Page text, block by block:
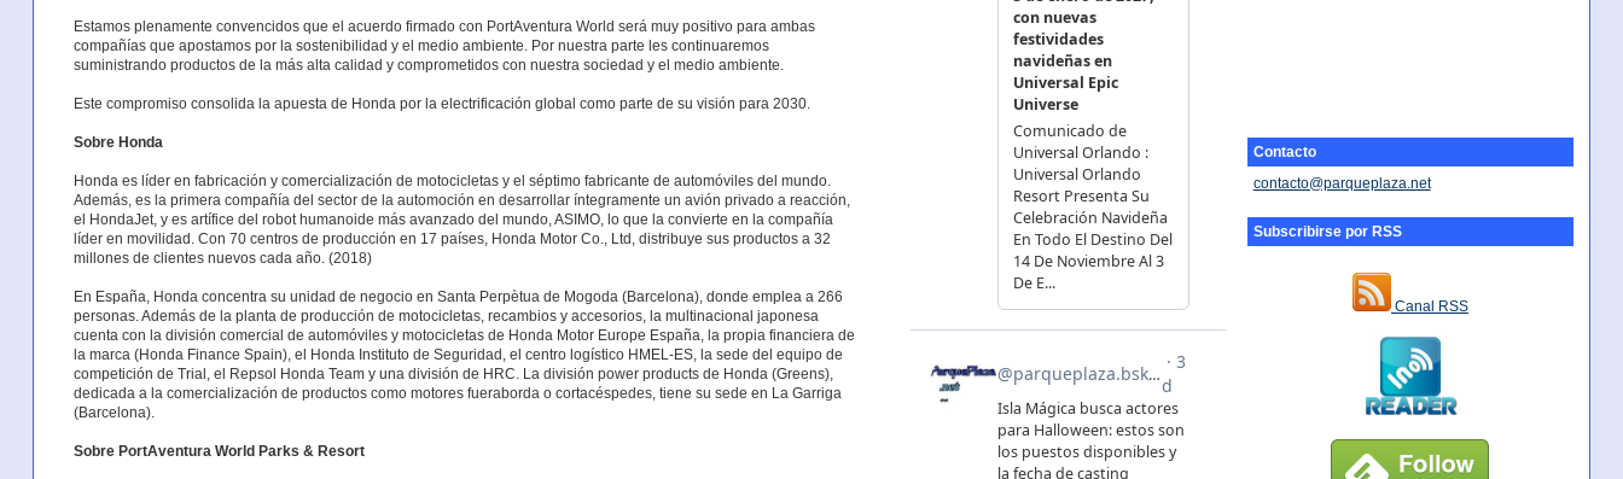
Contacto
contacto@parqueplaza.net
Subscribirse por RSS
Canal RSS
Estamos plenamente convencidos que el acuerdo firmado con PortAventura World será muy positivo para ambas
compañías que apostamos por la sostenibilidad y el medio ambiente. Por nuestra parte les continuaremos
suministrando productos de la más alta calidad y comprometidos con nuestra sociedad y el medio ambiente.
Este compromiso consolida la apuesta de Honda por la electrificación global como parte de su visión para 2030.
Sobre Honda
Honda es líder en fabricación y comercialización de motocicletas y el séptimo fabricante de automóviles del mundo.
Además, es la primera compañía del sector de la automoción en desarrollar íntegramente un avión privado a reacción,
el HondaJet, y es artífice del robot humanoide más avanzado del mundo, ASIMO, lo que la convierte en la compañía
líder en movilidad. Con 70 centros de producción en 17 países, Honda Motor Co., Ltd, distribuye sus productos a 32
millones de clientes nuevos cada año. (2018)
En España, Honda concentra su unidad de negocio en Santa Perpètua de Mogoda (Barcelona), donde emplea a 266
personas. Además de la planta de producción de motocicletas, recambios y accesorios, la multinacional japonesa
cuenta con la división comercial de automóviles y motocicletas de Honda Motor Europe España, la propia financiera de
la marca (Honda Finance Spain), el Honda Instituto de Seguridad, el centro logístico HMEL-ES, la sede del equipo de
competición de Trial, el Repsol Honda Team y una división de HRC. La división power products de Honda (Greens),
dedicada a la comercialización de productos como motores fueraborda o cortacéspedes, tiene su sede en La Garriga
(Barcelona).
Sobre PortAventura World Parks & Resort